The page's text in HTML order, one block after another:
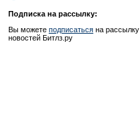
Подписка на рассылку:
Вы можете подписаться на рассылку
новостей Битлз.ру